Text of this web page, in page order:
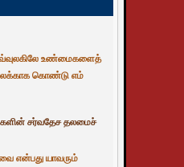
உண்மைகளைத்
இலக்காக கொண்டு எம்
சர்வதேச தலமைச்
என்பது யாவரும்